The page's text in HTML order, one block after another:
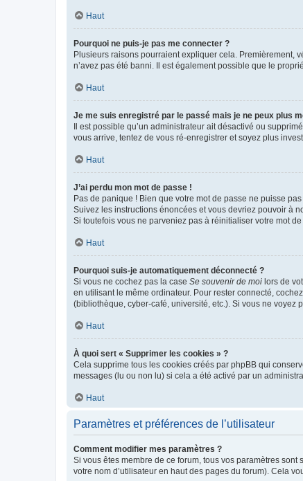
Haut
Pourquoi ne puis-je pas me connecter ?
Plusieurs raisons pourraient expliquer cela. Premièrement,
n’avez pas été banni. Il est également possible que le
Haut
Je me suis enregistré par le passé mais je ne peux plus
Il est possible qu’un administrateur ait désactivé ou
vous arrive, tentez de vous ré-enregistrer et soyez plus
Haut
J’ai perdu mon mot de passe !
Pas de panique ! Bien que votre mot de passe ne puisse
Suivez les instructions énoncées et vous devriez pouvoir à
Si toutefois vous ne parveniez pas à réinitialiser votre mot
Haut
Pourquoi suis-je automatiquement déconnecté ?
Si vous ne cochez pas la case Se souvenir de moi lors de
en utilisant le même ordinateur. Pour rester connecté,
(bibliothèque, cyber-café, université, etc.). Si vous ne voyez
Haut
À quoi sert « Supprimer les cookies » ?
Cela supprime tous les cookies créés par phpBB qui
messages (lu ou non lu) si cela a été activé par un
Haut
Paramètres et préférences de l’utilisateur
Comment modifier mes paramètres ?
Si vous êtes membre de ce forum, tous vos paramètres
votre nom d’utilisateur en haut des pages du forum). Cela